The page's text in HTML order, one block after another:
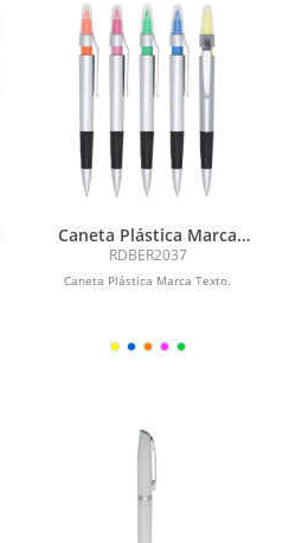
Caneta Plástica Marca
Texto
RDBER2037
Caneta Plástica Marca Texto.